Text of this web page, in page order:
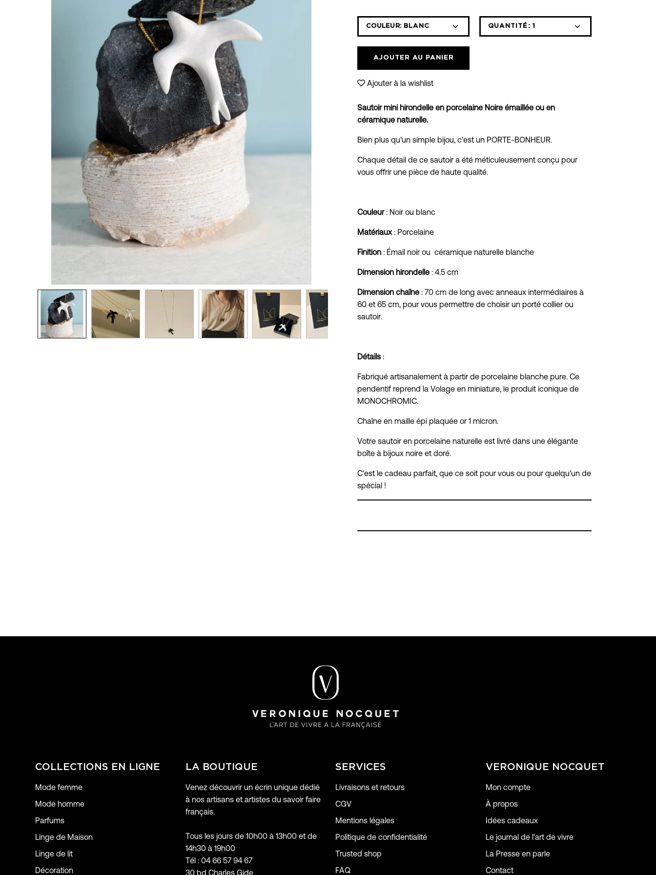
COULEUR: BLANC
Sélectionnez
la
liste
déroulante
des
variantes
QUANTITÉ: 1
AJOUTER AU PANIER
Ajouter à la wishlist
Sautoir mini hirondelle en porcelaine Noire émaillée ou en
céramique naturelle.
Bien plus qu'un simple bijou, c'est un PORTE-BONHEUR.
Chaque détail de ce sautoir a été méticuleusement conçu pour
vous offrir une pièce de haute qualité.
Couleur: Noir ou blanc
Matériaux: Porcelaine
Finition : Émail noir ou céramique naturelle blanche
Dimension hirondelle : 4.5 cm
Dimension chaîne : 70 cm de long avec anneaux intermédiaires à
60 et 65 cm, pour vous permettre de choisir un porté collier ou
sautoir.
Détails :
Fabriqué artisanalement à partir de porcelaine blanche pure. Ce
pendentif reprend la Volage en miniature, le produit iconique de
MONOCHROMIC.
Chaîne en maille épi plaquée or 1 micron.
Votre sautoir en porcelaine naturelle est livré dans une élégante
boîte à bijoux noire et doré.
C'est le cadeau parfait, que ce soit pour vous ou pour quelqu'un de
spécial !
COLLECTIONS EN LIGNE
Mode femme
Mode homme
Parfums
Linge de Maison
Linge de lit
Décoration
LA BOUTIQUE
Venez découvrir un écrin unique dédié
à nos artisans et artistes du savoir faire
français.
Tous les jours de 10h00 à 13h00 et de
14h30 à 19h00
Tél : 04 66 57 94 67
30 bd Charles Gide
SERVICES
Livraisons et retours
CGV
Mentions légales
Politique de confidentialité
Trusted shop
FAQ
VERONIQUE NOCQUET
Mon compte
À propos
Idées cadeaux
Le journal de l'art de vivre
La Presse en parle
Contact